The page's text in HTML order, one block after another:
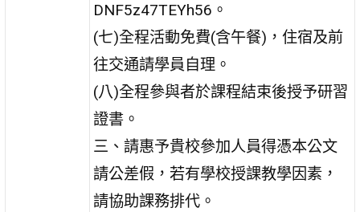
DNF5z47TEYh56。
(七)全程活動免費(含午餐)，住宿及前
往交通請學員自理。
(八)全程參與者於課程結束後授予研習
證書。
三、請惠予貴校參加人員得憑本公文
請公差假，若有學校授課教學因素，
請協助課務排代。